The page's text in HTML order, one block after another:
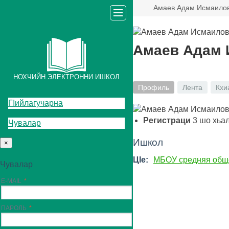
Амаев Адам
НОХЧИЙН ЭЛЕКТРОННИ ИШКОЛ
ГIийлагучарна
Чувалар
×
Чувалар
E-MAIL
ПАРОЛЬ
Амаев Адам
Профиль Лента
Регистраци 3 шо
Ишкол
ЦIе: МБОУ средняя